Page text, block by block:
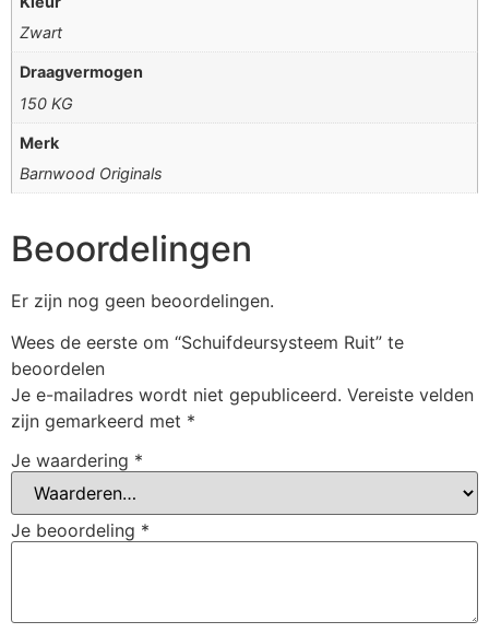
Zwart
Draagvermogen
150 KG
Merk
Barnwood Originals
Beoordelingen
Er zijn nog geen beoordelingen.
Wees de eerste om “Schuifdeursysteem Ruit” te
beoordelen
Je e-mailadres wordt niet gepubliceerd. Vereiste velden
zijn gemarkeerd met *
Je waardering *
Je beoordeling *